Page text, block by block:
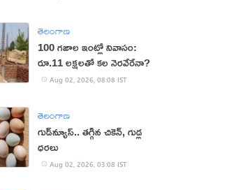
తెలంగాణ
100 గజాల ఇంట్లో నివాసం:
రూ.11 లక్షలతో కల నెరవేరేనా?
Aug 02, 2026, 08:08 IST
తెలంగాణ
గుడ్‌న్యూస్.. తగ్గిన చికెన్, గుడ్ల
ధరలు
Aug 02, 2026, 03:08 IST